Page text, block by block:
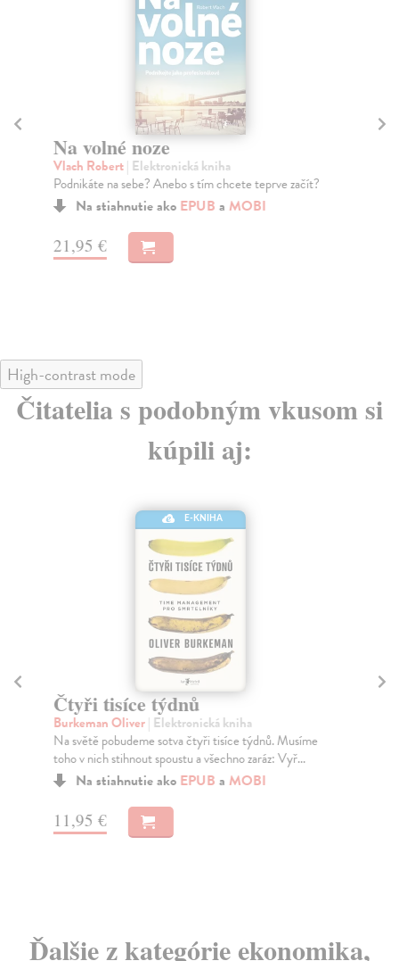
Na volné noze
Vlach Robert| Elektronická kniha
Podnikáte na sebe? Anebo s tím chcete teprve začít?
Na stiahnutie ako EPUB a MOBI
21,95 €
High-contrast mode
Čitatelia s podobným vkusom si
kúpili aj:
E-KNIHA
Čtyři tisíce týdnů
Burkeman Oliver| Elektronická kniha
Na světě pobudeme sotva čtyři tisíce týdnů. Musíme
toho v nich stihnout spoustu a všechno zaráz: Vyř...
Na stiahnutie ako EPUB a MOBI
11,95 €
Ďalšie z kategórie ekonomika,